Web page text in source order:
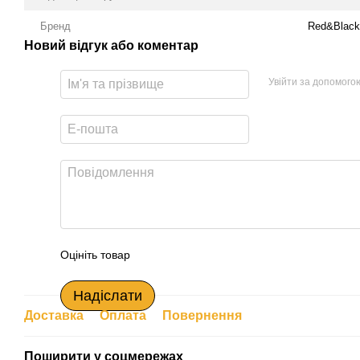
Бренд Red&Black
Новий відгук або коментар
Увійти за
Оцініть товар
Надіслати
Доставка Оплата Повернення
Поширити у соцмережах